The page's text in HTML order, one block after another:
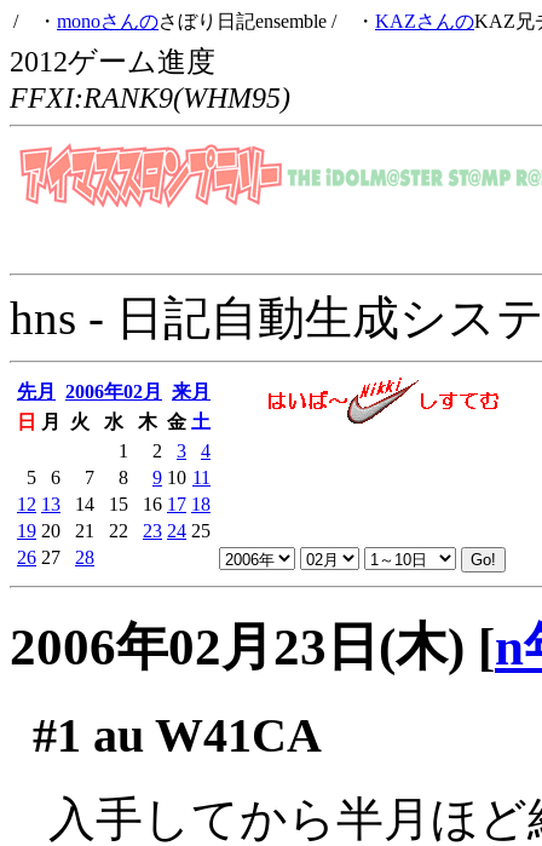
/ ・ monoさんのさぼり日記ensemble / ・ KAZさんのKAZ兄
2012ゲーム進度
FFXI:RANK9(WHM95)
hns - 日記自動生成シス
先月 2006年02月
来月
日
月 火 水 木 金 土
1
2 3
4
5
6 7 8 9 10 11
12 13 14 15 16 17 18
19 20 21 22 23 24 25
26 27 28
2006年02月23日(木) [n
#1 au W41CA
入手してから半月ほ